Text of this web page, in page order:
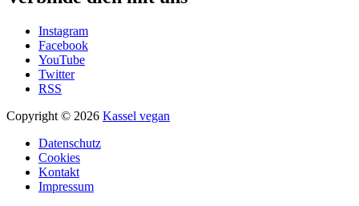
Instagram
Facebook
YouTube
Twitter
RSS
Copyright © 2026 Kassel vegan
Datenschutz
Cookies
Kontakt
Impressum